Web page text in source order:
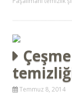
Temmuz 8, 2014